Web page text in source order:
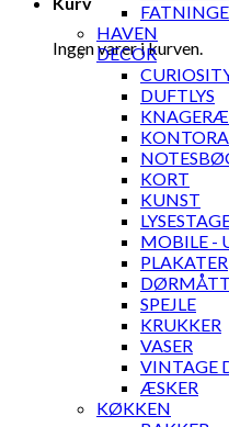
Ingen varer i kurven.
HAVEN
DECOR
DUFTLYS
KORT
KUNST
MOBILE -
PLAKATER
SPEJLE
KRUKKER
VASER
VINTAGE
ÆSKER
KØKKEN